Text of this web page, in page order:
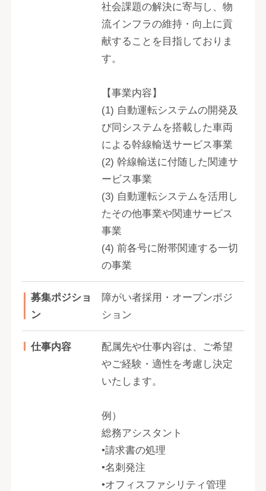
社会課題の解決に寄与し、物
流インフラの維持・向上に貢
献することを目指しておりま
す。
【事業内容】
(1) 自動運転システムの開発及
び同システムを搭載した車両
による幹線輸送サービス事業
(2) 幹線輸送に付随した関連サ
ービス事業
(3) 自動運転システムを活用し
たその他事業や関連サービス
事業
(4) 前各号に附帯関連する一切
の事業
募集ポジショ
ン
障がい者採用・オープンポジ
ション
仕事内容
配属先や仕事内容は、ご希望
やご経験・適性を考慮し決定
いたします。
例）
総務アシスタント
•請求書の処理
•名刺発注
•オフィスファシリティ管理